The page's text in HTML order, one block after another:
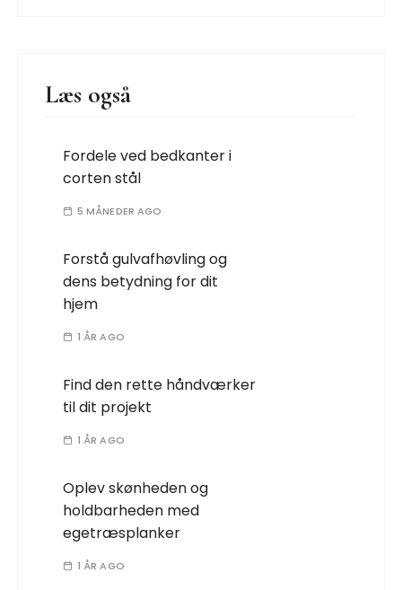
Læs også
Fordele ved bedkanter i
corten stål
5 MÅNEDER AGO
Forstå gulvafhøvling og
dens betydning for dit
hjem
1 ÅR AGO
Find den rette håndværker
til dit projekt
1 ÅR AGO
Oplev skønheden og
holdbarheden med
egetræsplanker
1 ÅR AGO